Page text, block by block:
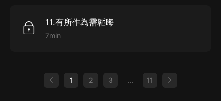
11.有所作為需韜晦
7min
1 2 3 ... 11